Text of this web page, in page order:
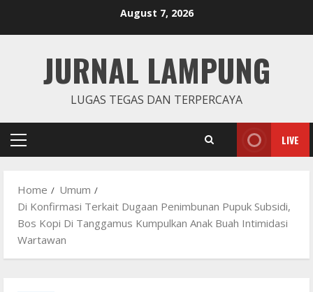
August 7, 2026
JURNAL LAMPUNG
LUGAS TEGAS DAN TERPERCAYA
Primary
LIVE
Home
Umum
Di Konfirmasi Terkait Dugaan Penimbunan Pupuk Subsidi,
Bos Kopi Di Tanggamus Kumpulkan Anak Buah Intimidasi
Wartawan